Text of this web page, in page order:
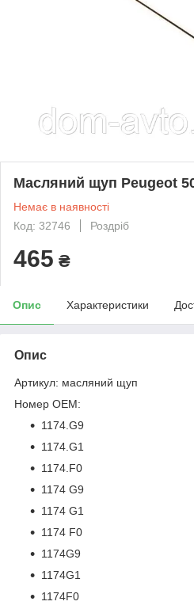
Масляний щуп Peugeot
Немає в наявності
Код: 32746
Роздріб
465 ₴
Опис Характеристики
Опис
Артикул: масляний щуп
Номер OEM:
1174.G9
1174.G1
1174.F0
1174 G9
1174 G1
1174 F0
1174G9
1174G1
1174F0